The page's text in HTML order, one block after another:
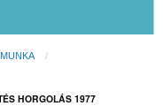
HORGOLÁS 1977